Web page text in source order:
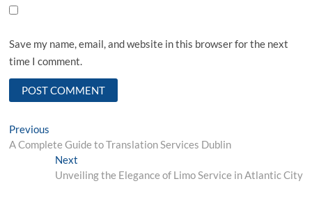
Save my name, email, and website in this browser for the next
time I comment.
Post
navigation
Previous
post:
A Complete Guide to Translation Services Dublin
NextNext
post:
Unveiling the Elegance of Limo Service in Atlantic City